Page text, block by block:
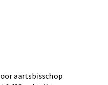
aartsbisschop